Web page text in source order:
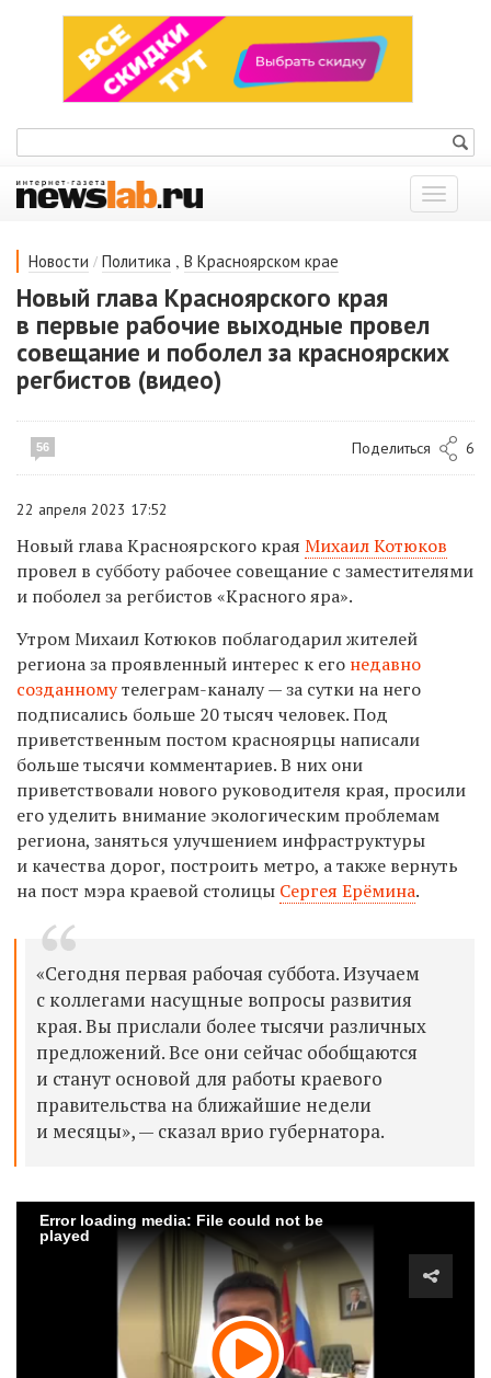
Показать
меню
Новости / Политика , В Красноярском крае
Новый глава Красноярского края
в первые рабочие выходные провел
совещание и поболел за красноярских
регбистов (видео)
56 Поделиться 6
22 апреля 2023 17:52
Новый глава Красноярского края Михаил Котюков
провел в субботу рабочее совещание с заместителями
и поболел за регбистов «Красного яра».
Утром Михаил Котюков поблагодарил жителей
региона за проявленный интерес к его недавно
созданномутелеграм-каналу — за сутки на него
подписались больше 20 тысяч человек. Под
приветственным постом красноярцы написали
больше тысячи комментариев. В них они
приветствовали нового руководителя края, просили
его уделить внимание экологическим проблемам
региона, заняться улучшением инфраструктуры
и качества дорог, построить метро, а также вернуть
на пост мэра краевой столицы Сергея Ерёмина.
«Сегодня первая рабочая суббота. Изучаем
с коллегами насущные вопросы развития
края. Вы прислали более тысячи различных
предложений. Все они сейчас обобщаются
и станут основой для работы краевого
правительства на ближайшие недели
и месяцы», — сказал врио губернатора.
Error loading media: File could not be
played